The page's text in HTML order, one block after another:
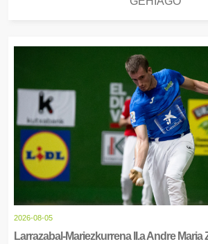
2026-08-05
Larrazabal-Mariezkurrena II.a Andre Maria